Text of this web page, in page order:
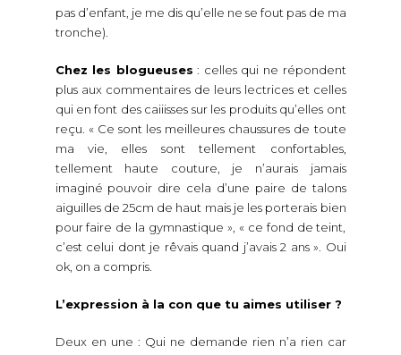
pas d’enfant, je me dis qu’elle ne se fout pas de ma
tronche).
Chez les blogueuses : celles qui ne répondent
plus aux commentaires de leurs lectrices et celles
qui en font des caiiisses sur les produits qu’elles ont
reçu. « Ce sont les meilleures chaussures de toute
ma vie, elles sont tellement confortables,
tellement haute couture, je n’aurais jamais
imaginé pouvoir dire cela d’une paire de talons
aiguilles de 25cm de haut mais je les porterais bien
pour faire de la gymnastique », « ce fond de teint,
c’est celui dont je rêvais quand j’avais 2 ans ». Oui
ok, on a compris.
L’expression à la con que tu aimes utiliser ?
Deux en une : Qui ne demande rien n’a rien car